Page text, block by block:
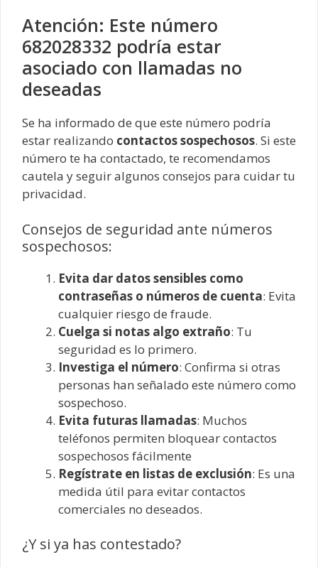
Atención: Este número
682028332 podría estar
asociado con llamadas no
deseadas
Se ha informado de que este número podría
estar realizando contactos sospechosos. Si este
número te ha contactado, te recomendamos
cautela y seguir algunos consejos para cuidar tu
privacidad.
Consejos de seguridad ante números
sospechosos:
Evita dar datos sensibles como
contraseñas o números de cuenta: Evita
cualquier riesgo de fraude.
Cuelga si notas algo extraño: Tu
seguridad es lo primero.
Investiga el número: Confirma si otras
personas han señalado este número como
sospechoso.
Evita futuras llamadas: Muchos
teléfonos permiten bloquear contactos
sospechosos fácilmente
Regístrate en listas de exclusión: Es una
medida útil para evitar contactos
comerciales no deseados.
¿Y si ya has contestado?